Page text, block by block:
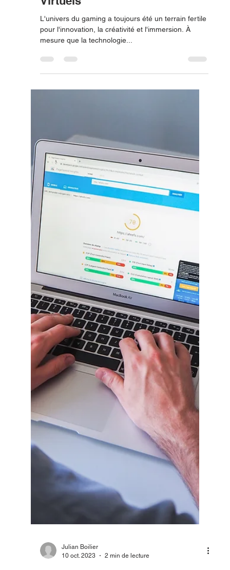
2 min de lecture
L'Industrie du Gaming : À la
Conquête de Nouveaux Mondes
Virtuels
L'univers du gaming a toujours été un terrain fertile
pour l'innovation, la créativité et l'immersion. À
mesure que la technologie...